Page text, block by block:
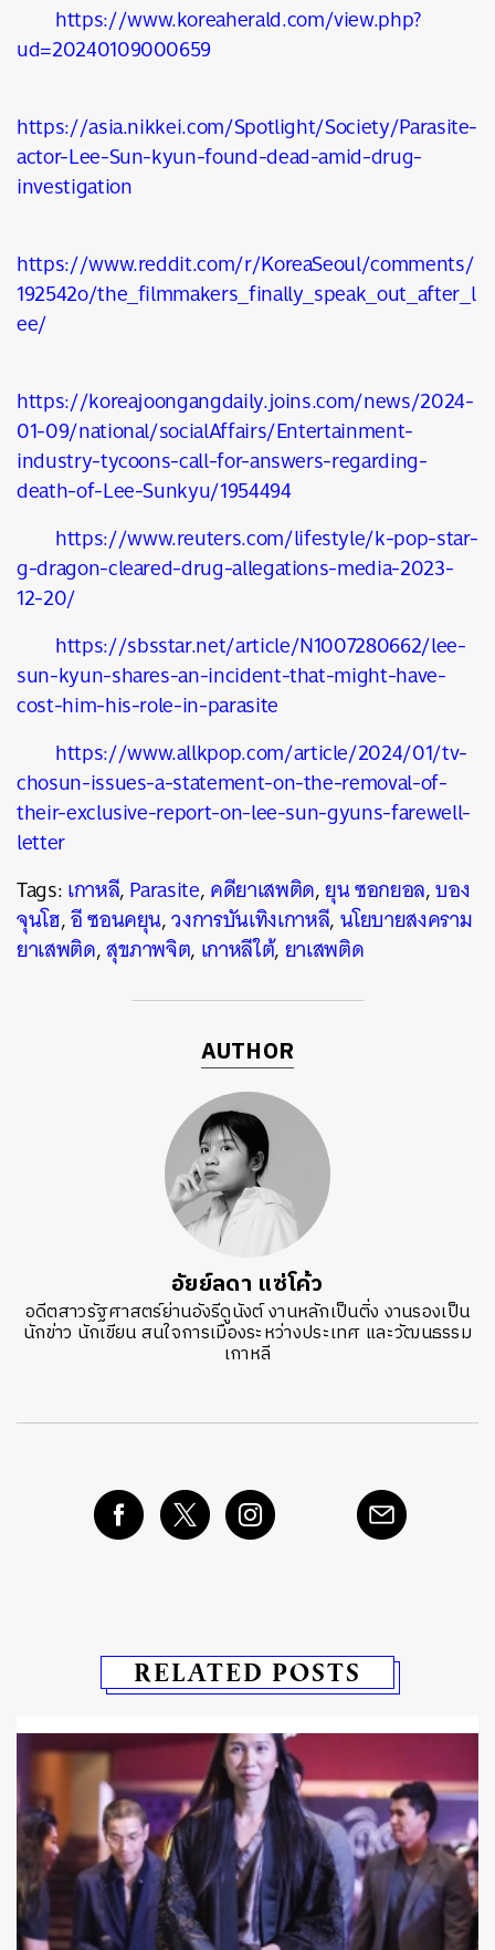
https://www.koreaherald.com/view.php?
ud=20240109000659
https://asia.nikkei.com/Spotlight/Society/Parasite-
actor-Lee-Sun-kyun-found-dead-amid-drug-
investigation
https://www.reddit.com/r/KoreaSeoul/comments/
192542o/the_filmmakers_finally_speak_out_after_l
ee/
https://koreajoongangdaily.joins.com/news/2024-
01-09/national/socialAffairs/Entertainment-
industry-tycoons-call-for-answers-regarding-
death-of-Lee-Sunkyu/1954494
https://www.reuters.com/lifestyle/k-pop-star-
g-dragon-cleared-drug-allegations-media-2023-
12-20/
https://sbsstar.net/article/N1007280662/lee-
sun-kyun-shares-an-incident-that-might-have-
cost-him-his-role-in-parasite
https://www.allkpop.com/article/2024/01/tv-
chosun-issues-a-statement-on-the-removal-of-
their-exclusive-report-on-lee-sun-gyuns-farewell-
letter
Tags:เกาหลี,Parasite,คดียาเสพติด,ยุน ซอกยอล,บอง
จุนโฮ,อี ซอนคยุน,วงการบันเทิงเกาหลี,นโยบายสงคราม
ยาเสพติด,สุขภาพจิต, เกาหลีใต้,ยาเสพติด
AUTHOR
อัยย์ลดา แซ่โค้ว
อดีตสาวรัฐศาสตร์ย่านอังรีดูนังต์ งานหลักเป็นติ่ง งานรองเป็น
นักข่าว นักเขียน สนใจการเมืองระหว่างประเทศ และวัฒนธรรม
เกาหลี
RELATED POSTS